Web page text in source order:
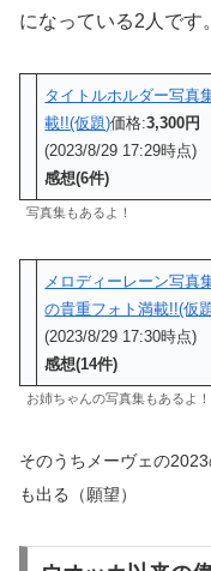
になっている2人です。
タイトルホルダー写
載!!(仮題)価格:3,300円
(2023/8/29 17:29時点)
感想(6件)
写真集もあるよ！
メロディーレーン写真
の貴重フォト満載!!(仮
(2023/8/29 17:30時点)
感想(14件)
お姉ちゃんの写真集もあるよ！
そのうちメーヴェの
も出る（願望）